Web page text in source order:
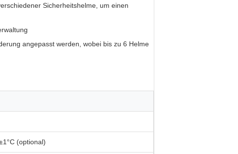
Sicherheitshelme, um einen
angepasst werden, wobei bis zu 6 Helme
(optional)